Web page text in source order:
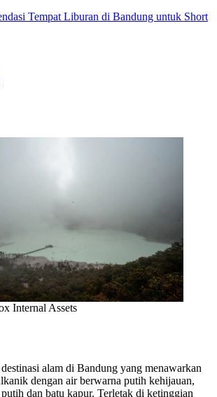
Tempat Liburan di Bandung untuk Short
Internal Assets
alam di Bandung yang menawarkan
dengan air berwarna putih kehijauan,
dan batu kapur. Terletak di ketinggian